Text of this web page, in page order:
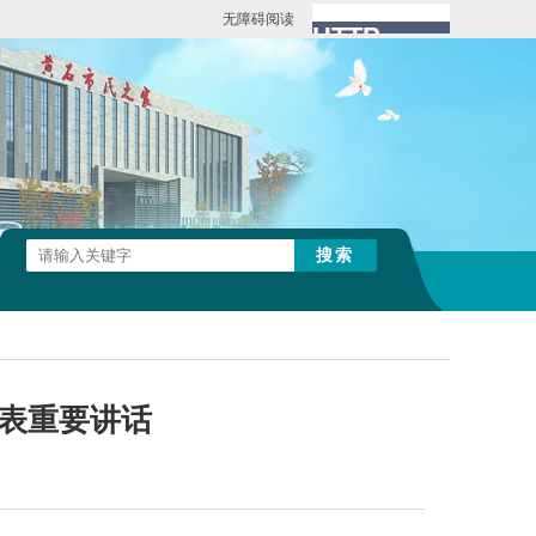
无障碍阅读
重要讲话